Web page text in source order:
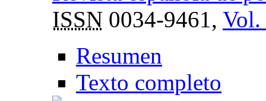
ISSN 0034-9461, Vol.
Resumen
Texto completo